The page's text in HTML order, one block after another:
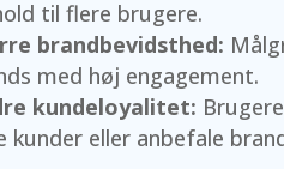
til flere brugere.
brandbevidsthed:
med høj engagement.
kundeloyalitet:
kunder eller anbefale